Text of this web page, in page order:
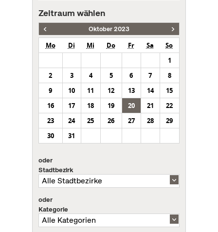
Zeitraum wählen
Oktober 2023
Mo Di Mi Do Fr Sa
So
1
2
3 4 5 6 7
8
9
10 11 12 13 14
15
16
17 18 19 20 21
22
23
24 25 26 27 28
29
30
31
oder
Stadtbezirk
oder
Kategorie